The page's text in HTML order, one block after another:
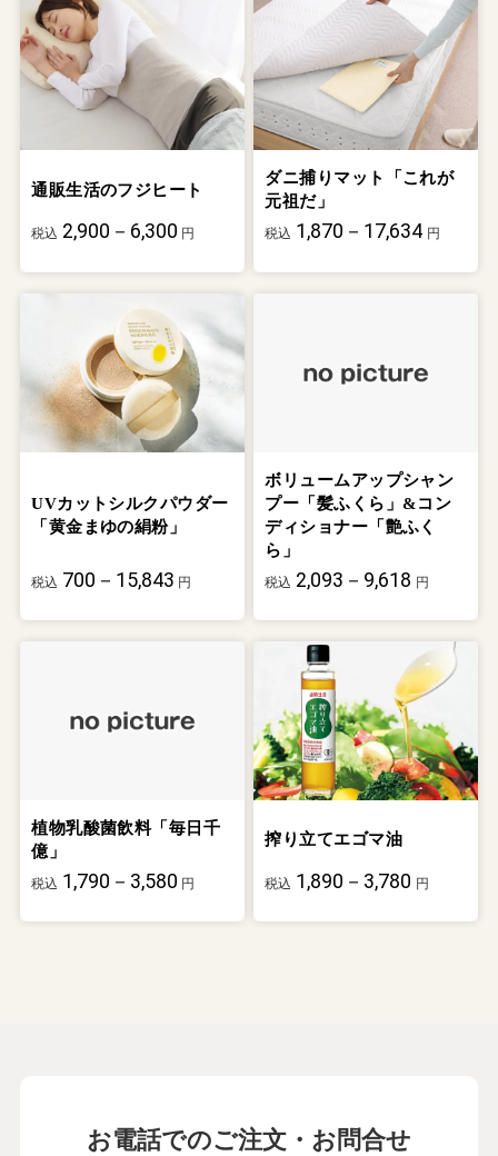
通販生活のフジヒート
税込 2,900－6,300 円
ダニ捕りマット「これが
元祖だ」
税込 1,870－17,634 円
UVカットシルクパウダー
「黄金まゆの絹粉」
税込 700－15,843 円
ボリュームアップシャン
プー「髪ふくら」&コン
ディショナー「艶ふく
ら」
税込 2,093－9,618 円
植物乳酸菌飲料「毎日千
億」
税込 1,790－3,580 円
搾り立てエゴマ油
税込 1,890－3,780 円
お電話でのご注文・お問合せ